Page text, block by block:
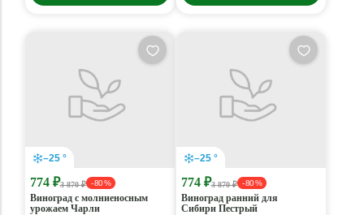
–25 °
774 ₽3 870 ₽ - 80 %
Виноград с молниеносным
урожаем Чарли
–25 °
774 ₽3 870 ₽ - 80 %
Виноград ранний для
Сибири Пестрый